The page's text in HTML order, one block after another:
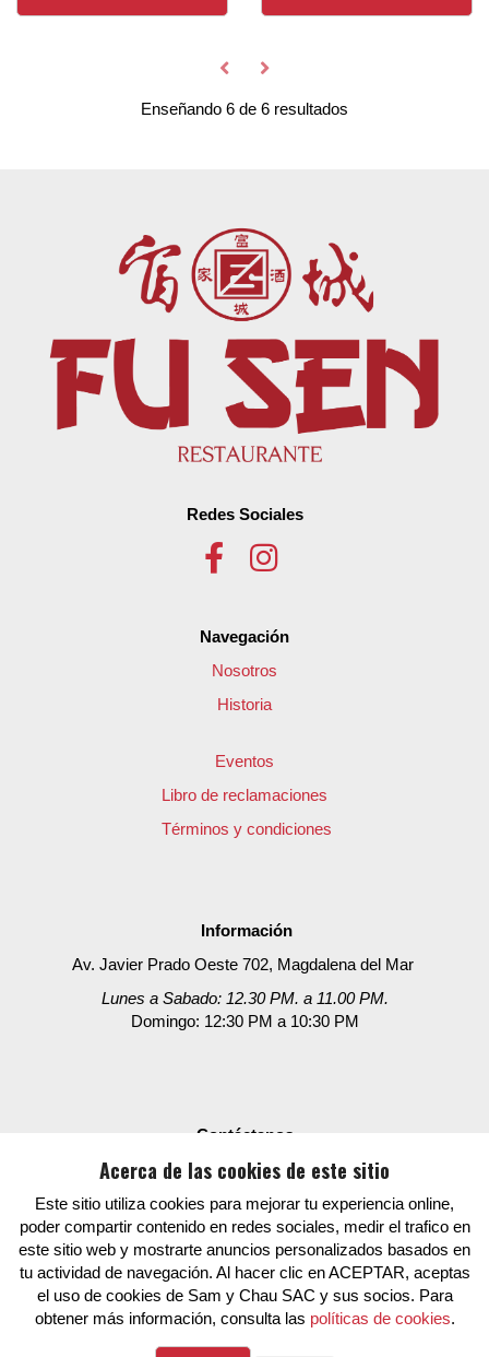
Enseñando 6 de 6 resultados
Redes Sociales
Navegación
Nosotros
Historia
Eventos
Libro de reclamaciones
Términos y condiciones
Información
Av. Javier Prado Oeste 702, Magdalena del Mar
Lunes a Sabado: 12.30 PM. a 11.00 PM.
Domingo: 12:30 PM a 10:30 PM
Contáctanos
Delivery:01 461 9092
Reservas: +51 998318499
(A partir de las 12.30 PM)
Corporativo:
reservasyeventos@grupofusen.pe
Acerca de las cookies de este sitio
Este sitio utiliza cookies para mejorar tu experiencia online,
poder compartir contenido en redes sociales, medir el trafico en
este sitio web y mostrarte anuncios personalizados basados en
tu actividad de navegación. Al hacer clic en ACEPTAR, aceptas
el uso de cookies de Sam y Chau SAC y sus socios. Para
obtener más información, consulta las políticas de cookies.